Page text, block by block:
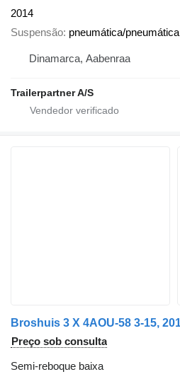
2014
Suspensão pneumática/pneumática
Dinamarca, Aabenraa
Trailerpartner A/S
Preço sob consulta
Semi-reboque baixa